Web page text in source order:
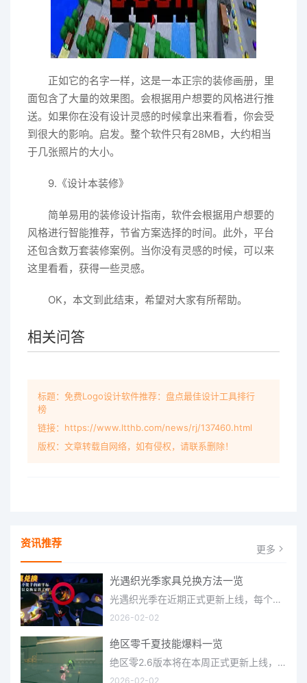
正如它的名字一样，这是一本正宗的装修画册，里
面包含了大量的效果图。会根据用户想要的风格进行推
送。如果你在没有设计灵感的时候拿出来看看，你会受
到很大的影响。启发。整个软件只有28MB，大约相当
于几张照片的大小。
9.《设计本装修》
简单易用的装修设计指南，软件会根据用户想要的
风格进行智能推荐，节省方案选择的时间。此外，平台
还包含数万套装修案例。当你没有灵感的时候，可以来
这里看看，获得一些灵感。
OK，本文到此结束，希望对大家有所帮助。
相关问答
标题：免费Logo设计软件推荐：盘点最佳设计工具排行
榜
链接：https://www.ltthb.com/news/rj/137460.html
版权：文章转载自网络，如有侵权，请联系删除！
资讯推荐 更多
光遇织光季家具兑换方法一览
光遇织光季在近期正式更新上线，每个季节都有着许多全新内容和资讯可以让你来体验，不少刚体验的小伙伴想要知道
2026-02-02
绝区零千夏技能爆料一览
绝区零2.6版本将在本周正式更新上线，上周的前瞻直播官方给玩家们带来关于最新版本的卡池信息和相关活动内容，
2026-02-02